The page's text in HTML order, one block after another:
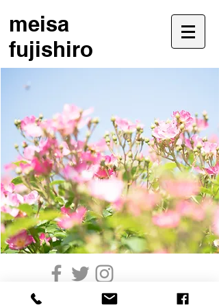
meisa
fujishiro